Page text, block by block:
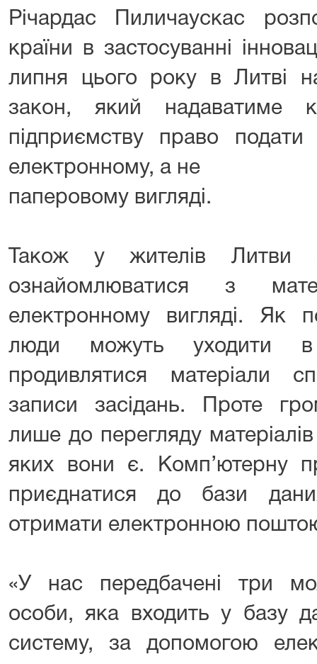
Річардас Пиличаускас
країни в застосуванні
липня цього року в Литві
закон, який надаватиме
підприємству право
електронному, а не
паперовому вигляді.
Також у жителів Литви
ознайомлюватися з
електронному вигляді. Як
люди можуть уходити
продивлятися матеріали
записи засідань. Проте
лише до перегляду
яких вони є. Комп’ютерну
приєднатися до бази
отримати електронною
«У нас передбачені три
особи, яка входить у базу
систему, за допомогою